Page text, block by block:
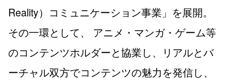
Reality）コミュニケーション事業」を展開。
その一環として、 アニメ・マンガ・ゲーム等
のコンテンツホルダーと協業し、リアルとバ
ーチャル双方でコンテンツの魅力を発信し、